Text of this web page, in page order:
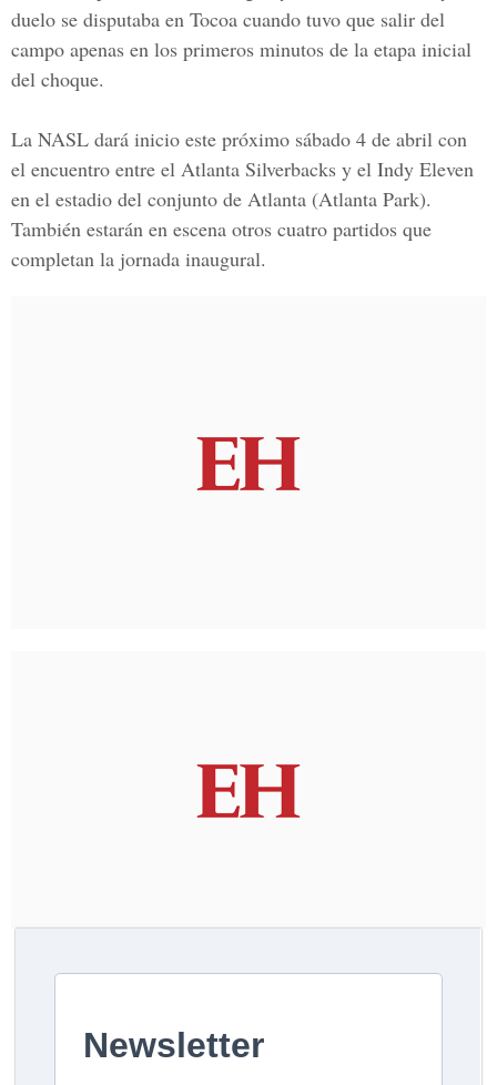
duelo se disputaba en Tocoa cuando tuvo que salir del
campo apenas en los primeros minutos de la etapa inicial
del choque.
La NASL dará inicio este próximo sábado 4 de abril con
el encuentro entre el Atlanta Silverbacks y el Indy Eleven
en el estadio del conjunto de Atlanta (Atlanta Park).
También estarán en escena otros cuatro partidos que
completan la jornada inaugural.